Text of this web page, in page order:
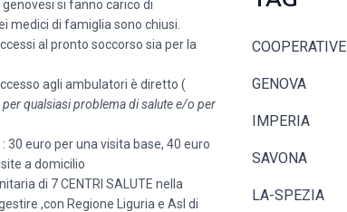
si fanno carico di
medici di famiglia sono chiusi.
al pronto soccorso sia per la
agli ambulatori è diretto (
qualsiasi problema di salute e/o per
30 euro per una visita base, 40 euro
a domicilio
di 7 CENTRI SALUTE nella
,con Regione Liguria e Asl di
COOPERATIVE
GENOVA
IMPERIA
SAVONA
LA-SPEZIA